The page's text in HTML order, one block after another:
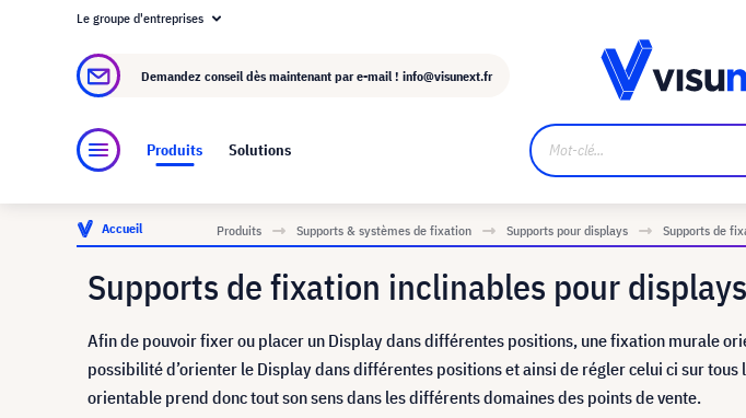
À propos de visunext.fr
Le groupe d'entreprises
Demandez conseil dès maintenant par e-mail ! info@visunext.fr
Produits Solutions
Accueil Produits Supports & systèmes de fixation Supports pour displays Supports de
Supports de fixation inclinables pour displays
Afin de pouvoir fixer ou placer un Display dans différentes positions, une fixation murale
possibilité d’orienter le Display dans différentes positions et ainsi de régler celui ci sur
orientable prend donc tout son sens dans les différents domaines des points de vente.